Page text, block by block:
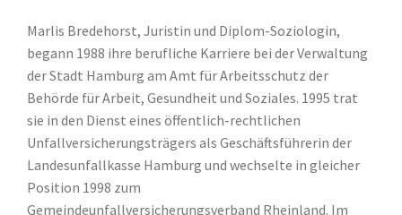
Marlis Bredehorst, Juristin und Diplom-Soziologin,
begann 1988 ihre berufliche Karriere bei der Verwaltung
der Stadt Hamburg am Amt für Arbeitsschutz der
Behörde für Arbeit, Gesundheit und Soziales. 1995 trat
sie in den Dienst eines öffentlich-rechtlichen
Unfallversicherungsträgers als Geschäftsführerin der
Landesunfallkasse Hamburg und wechselte in gleicher
Position 1998 zum
Gemeindeunfallversicherungsverband Rheinland. Im